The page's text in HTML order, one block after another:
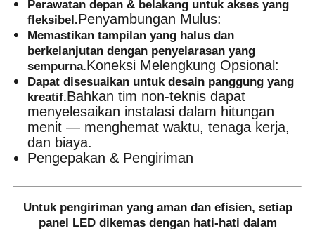
Perawatan depan & belakang untuk akses yang
fleksibel.Penyambungan Mulus:
Memastikan tampilan yang halus dan
berkelanjutan dengan penyelarasan yang
sempurna.Koneksi Melengkung Opsional:
Dapat disesuaikan untuk desain panggung yang
kreatif.Bahkan tim non-teknis dapat
menyelesaikan instalasi dalam hitungan
menit — menghemat waktu, tenaga kerja,
dan biaya.
Pengepakan & Pengiriman
Untuk pengiriman yang aman dan efisien, setiap
panel LED dikemas dengan hati-hati dalam